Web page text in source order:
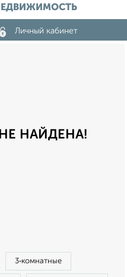
Личный кабинет
НАЙДЕНА!
3‑комнатные